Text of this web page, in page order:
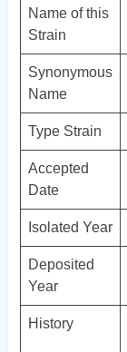
Name of this
Strain
Synonymous
Name
Type Strain
Accepted
Date
Isolated Year
Deposited
Year
History